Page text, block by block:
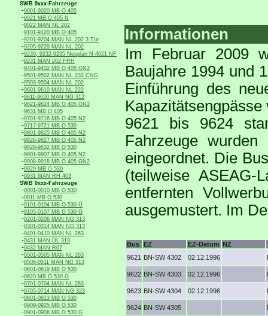
SWB 9xxx-Fahrzeuge
-9001-9020 MB O 405
-9021 MB O 405 N
-9022 MAN NL 202
-9101-9120 MB O 405
-9201-9204 MAN NL 202 3 Tür
-9205-9229 MAN NL 202
-9230, 9232-9235 Neoplan N 4021 NF
-9231 MAN 262 FRH
-9401-9402 MB O 405 GN2
-9501-9502 MAN NL 232 CNG
-9503-9504 MAN NL 202
-9601-9610 MAN NL 222
-9611-9620 MAN NG 312
-9621-9624 MB O 405 GN2
-9631 MB O 405
-9701-9716 MB O 405 N2
-9717-9721 MB O 530
-9801-9825 MB O 405 N2
-9826-9827 MB O 405 N2
-9828-9832 MB O 530
-9901-9907 MB O 405 N2
-9908-9918 MB O 405 GN2
-9920 MB O 530
-9931 MAN RH 403
SWB 0xxx-Fahrzeuge
-0001-0010 MB O 530
-0011 MB O 530
-0101-0104 MB O 530 Ü
-0105-0107 MB O 530 G
-0201-0206 MAN NG 313
-0301-0314 MAN NG 313
-0401-0410 MAN NL 263
-0431 MAN ÜL 313
-0432 MAN R07
-0501-0505 MAN NL 263
-0506-0511 MAN NG 313
-0601-0619 MB O 530
-0620 MB O 530 G
-0701-0704 MAN NL 283
-0705-0714 MAN NG 323
-0801-0813 MB O 530
-0909-0925 MB O 530
-0901-0908 MB O 530 G
Informationen
Im Februar 2009
Baujahre 1994 und
Einführung des
Kapazitätsengpässe
9621 bis 9624
Fahrzeuge
eingeordnet. Die
(teilweise ASEAG-
entfernten
ausgemustert. Im
Bus EZ EZ-Datum NZ
9621 BN-SW 4302 02.12.1996
9622 BN-SW 4303 02.12.1996
9623 BN-SW 4304 02.12.1996
9624 BN-SW 4305